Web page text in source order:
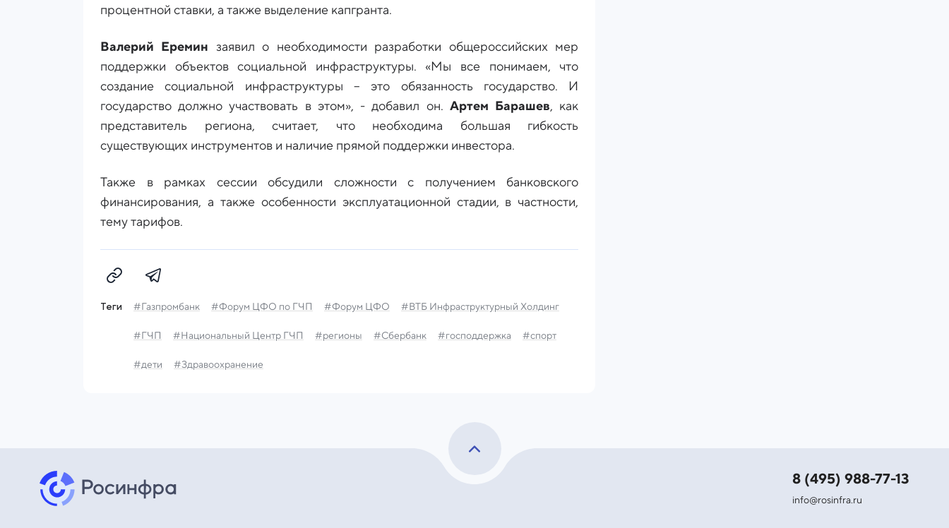
процентной ставки, а также выделение капгранта.
Валерий Еремин заявил о необходимости разработки общероссийских мер
поддержки объектов социальной инфраструктуры. «Мы все понимаем, что
создание социальной инфраструктуры – это обязанность государство. И
государство должно участвовать в этом», - добавил он. Артем Барашев, как
представитель региона, считает, что необходима большая гибкость
существующих инструментов и наличие прямой поддержки инвестора.
Также в рамках сессии обсудили сложности с получением банковского
финансирования, а также особенности эксплуатационной стадии, в частности,
тему тарифов.
Теги #Газпромбанк #Форум ЦФО по ГЧП #Форум ЦФО #ВТБ Инфраструктурный Холдинг
#ГЧП #Национальный Центр ГЧП #регионы #Сбербанк #господдержка #спорт
#дети #Здравоохранение
8 (495) 988-77-13
info@rosinfra.ru